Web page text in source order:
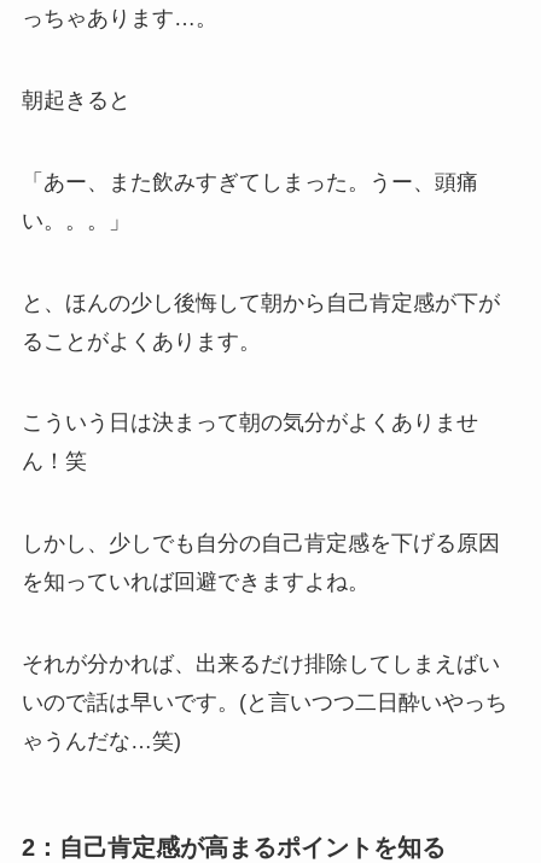
っちゃあります…。
朝起きると
「あー、また飲みすぎてしまった。うー、頭痛
い。。。」
と、ほんの少し後悔して朝から自己肯定感が下が
ることがよくあります。
こういう日は決まって朝の気分がよくありませ
ん！笑
しかし、少しでも自分の自己肯定感を下げる原因
を知っていれば回避できますよね。
それが分かれば、出来るだけ排除してしまえばい
いので話は早いです。(と言いつつ二日酔いやっち
ゃうんだな…笑)
2：自己肯定感が高まるポイントを知る